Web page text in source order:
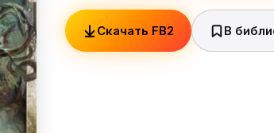
Скачать FB2 В